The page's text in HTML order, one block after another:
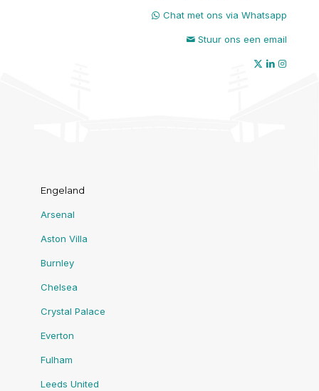
Chat met ons via Whatsapp
Stuur ons een email
Engeland
Arsenal
Aston Villa
Burnley
Chelsea
Crystal Palace
Everton
Fulham
Leeds United